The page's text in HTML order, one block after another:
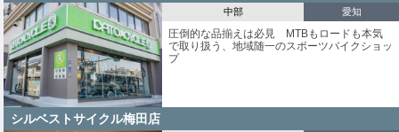
中部 愛知
圧倒的な品揃えは必見 MTBもロードも本気
で取り扱う、地域随一のスポーツバイクショッ
プ
シルベストサイクル梅田店